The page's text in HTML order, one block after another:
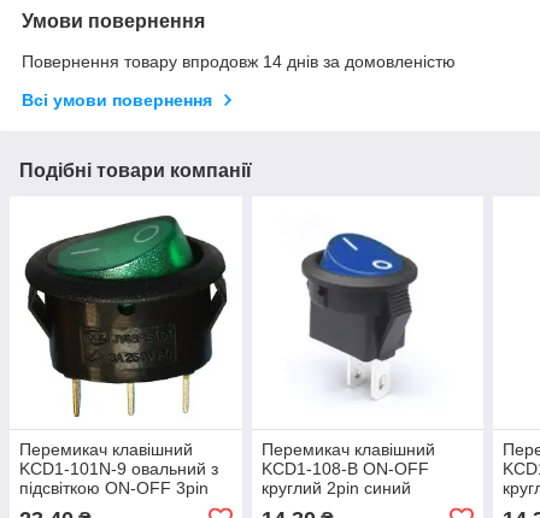
Умови повернення
Повернення товару впродовж 14 днів за домовленістю
Всі умови повернення
Подібні товари компанії
Перемикач клавішний
KCD1-101N-9 овальний з
підсвіткою ON-OFF 3pin
Перемикач клавішний
KCD1-108-В ON-OFF
круглий 2pin синий